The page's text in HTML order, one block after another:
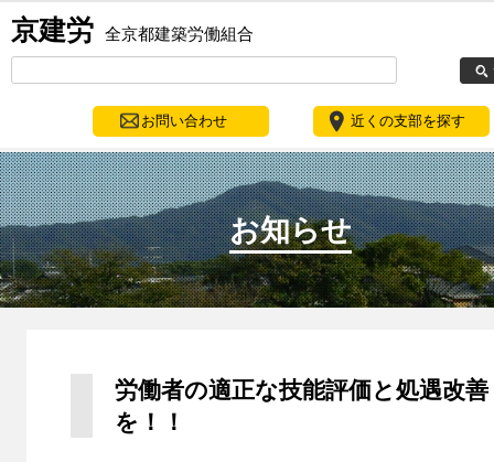
京建労 全京都建築労働組合
お問い合わせ 近くの支部を探す
お知らせ
労働者の適正な技能評価と処遇改善
を！！